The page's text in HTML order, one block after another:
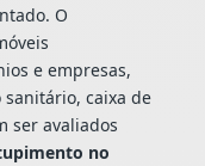
O
e empresas,
caixa de
ser avaliados
no